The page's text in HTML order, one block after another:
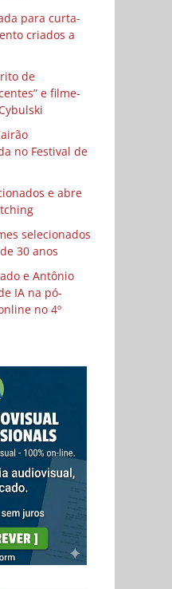
para curta-
criados a
de
e filme-
no Festival de
e abre
selecionados
30 anos
e Antônio
IA na pó-
no 4º